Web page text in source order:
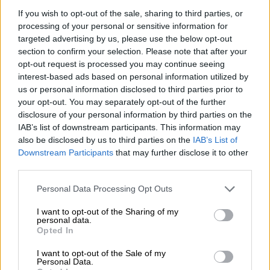
If you wish to opt-out of the sale, sharing to third parties, or
processing of your personal or sensitive information for
targeted advertising by us, please use the below opt-out
section to confirm your selection. Please note that after your
opt-out request is processed you may continue seeing
interest-based ads based on personal information utilized by
us or personal information disclosed to third parties prior to
your opt-out. You may separately opt-out of the further
disclosure of your personal information by third parties on the
IAB’s list of downstream participants. This information may
also be disclosed by us to third parties on the IAB’s List of
Downstream Participants that may further disclose it to other
Personal Data Processing Opt Outs
I want to opt-out of the Sharing of my
personal data.
Opted In
I want to opt-out of the Sale of my
Personal Data.
Reconquista leonesa
Por Carlos Miranda
Clara Campoamor: Mi sueño,
mi pesadilla
Por María Pérez Herrero